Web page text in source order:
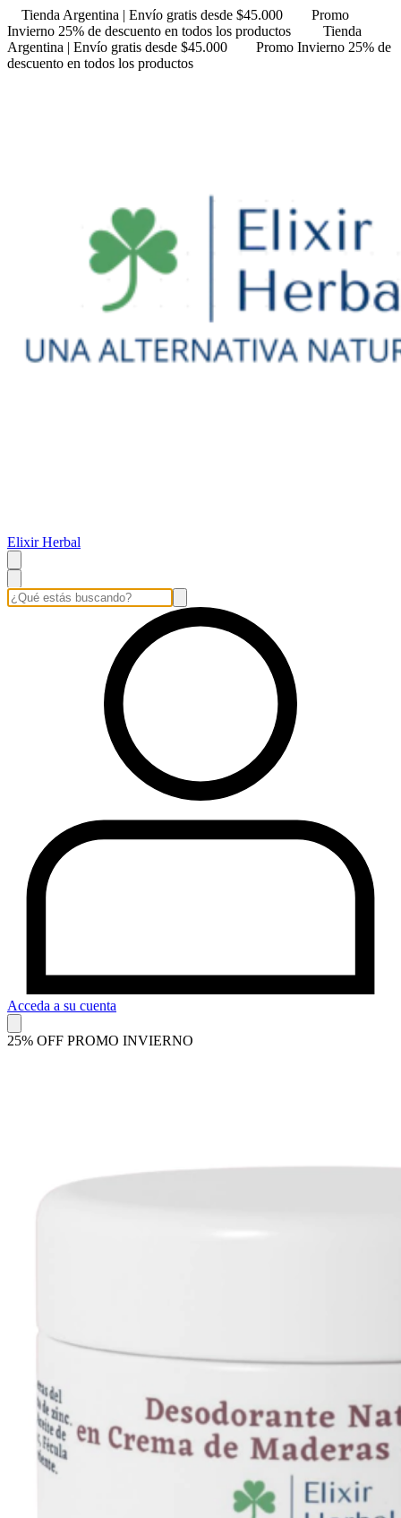
Tienda Argentina | Envío gratis desde $45.000
Promo
Invierno 25% de descuento en todos los productos
Tienda
Argentina | Envío gratis desde $45.000
Promo Invierno 25% de
descuento en todos los productos
Elixir Herbal
Acceda a su cuenta
25% OFF PROMO INVIERNO